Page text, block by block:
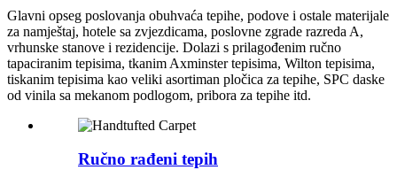
Glavni opseg poslovanja obuhvaća tepihe, podove i ostale materijale
za namještaj, hotele sa zvjezdicama, poslovne zgrade razreda A,
vrhunske stanove i rezidencije. Dolazi s prilagođenim ručno
tapaciranim tepisima, tkanim Axminster tepisima, Wilton tepisima,
tiskanim tepisima kao veliki asortiman pločica za tepihe, SPC daske
od vinila sa mekanom podlogom, pribora za tepihe itd.
Ručno rađeni tepih